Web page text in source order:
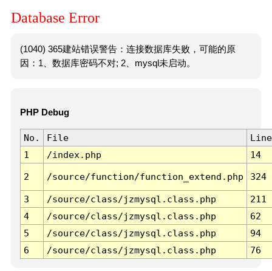
Database Error
(1040) 365建站错误警告：连接数据库失败，可能的原
因：1、数据库密码不对; 2、mysql未启动。
PHP Debug
No. File
Line
1
/index.php 14
2 /source/function/function_extend.php 324
3 /source/class/jzmysql.class.php
211
4
/source/class/jzmysql.class.php
62
5
/source/class/jzmysql.class.php
94
6
/source/class/jzmysql.class.php 76